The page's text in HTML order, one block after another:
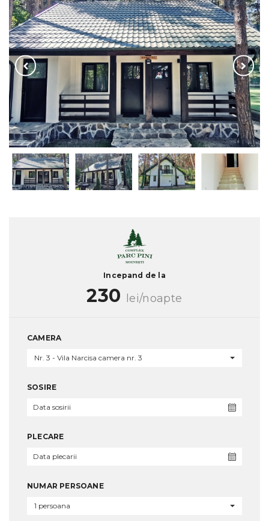
Incepand de la
230 lei/noapte
CAMERA
Nr. 3 - Vila Narcisa camera nr. 3
SOSIRE
PLECARE
NUMAR PERSOANE
1 persoana